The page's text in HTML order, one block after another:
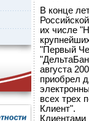
В конце
их числе
"Первый
августа
приобрел
всех трех
Клиент".
Клиентами